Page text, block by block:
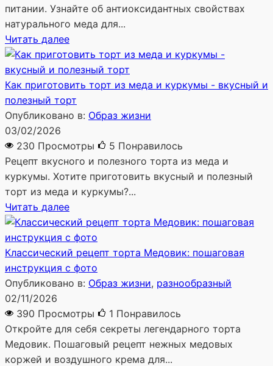
питании. Узнайте об антиоксидантных свойствах
натурального меда для...
Читать далее
Как приготовить торт из меда и куркумы - вкусный и
полезный торт
Опубликовано в: Образ жизни
03/02/2026
230 Просмотры
5 Понравилось
Рецепт вкусного и полезного торта из меда и
куркумы. Хотите приготовить вкусный и полезный
торт из меда и куркумы?...
Читать далее
Классический рецепт торта Медовик: пошаговая
инструкция с фото
Опубликовано в: Образ жизни, разнообразный
02/11/2026
390 Просмотры
1 Понравилось
Откройте для себя секреты легендарного торта
Медовик. Пошаговый рецепт нежных медовых
коржей и воздушного крема для...